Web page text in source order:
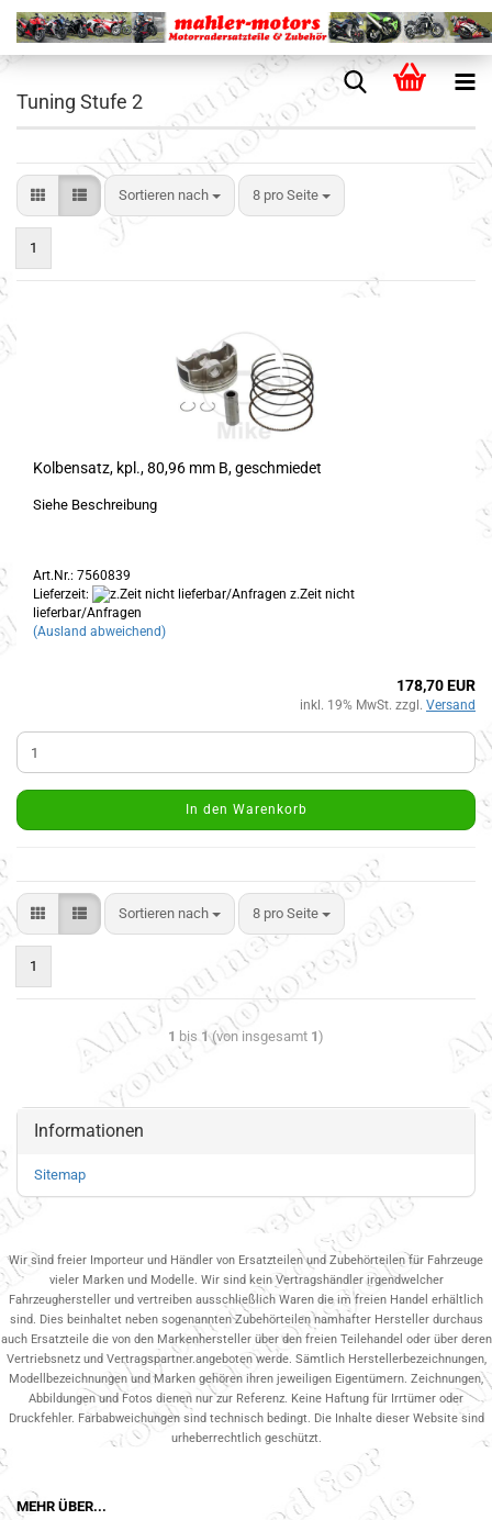
Tuning Stufe 2
Sortieren nach 8 pro Seite
1
Kolbensatz, kpl., 80,96 mm B, geschmiedet
Siehe Beschreibung
Art.Nr.: 7560839
Lieferzeit:
z.Zeit nicht
lieferbar/Anfragen
(Ausland abweichend)
178,70 EUR
inkl. 19% MwSt. zzgl. Versand
In den Warenkorb
Sortieren nach 8 pro Seite
1
1 bis 1(von insgesamt 1)
Informationen
Sitemap
Wir sind freier Importeur und Händler von Ersatzteilen und Zubehörteilen für Fahrzeuge
vieler Marken und Modelle. Wir sind kein Vertragshändler irgendwelcher
Fahrzeughersteller und vertreiben ausschließlich Waren die im freien Handel erhältlich
sind. Dies beinhaltet neben sogenannten Zubehörteilen namhafter Hersteller durchaus
auch Ersatzteile die von den Markenhersteller über den freien Teilehandel oder über deren
Vertriebsnetz und Vertragspartner.angeboten werde. Sämtlich Herstellerbezeichnungen,
Modellbezeichnungen und Marken gehören ihren jeweiligen Eigentümern. Zeichnungen,
Abbildungen und Fotos dienen nur zur Referenz. Keine Haftung für Irrtümer oder
Druckfehler. Farbabweichungen sind technisch bedingt. Die Inhalte dieser Website sind
urheberrechtlich geschützt.
MEHR ÜBER...